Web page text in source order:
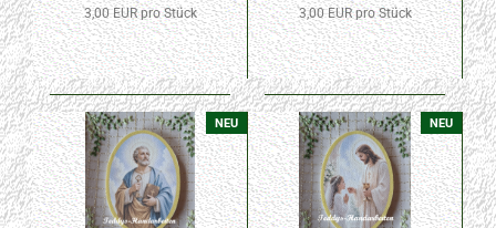
3,00 EUR pro Stück 3,00 EUR pro Stück
NEU NEU